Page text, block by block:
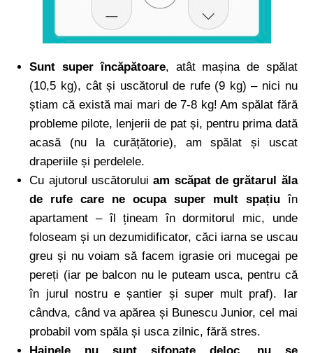
Sunt super încăpătoare, atât mașina de spălat
(10,5 kg), cât și uscătorul de rufe (9 kg) – nici nu
știam că există mai mari de 7-8 kg! Am spălat fără
probleme pilote, lenjerii de pat și, pentru prima dată
acasă (nu la curățătorie), am spălat și uscat
draperiile și perdelele.
Cu ajutorul uscătoruluiam scăpat de grătarul ăla
de rufe care ne ocupa super mult spațiuîn
apartament – îl țineam în dormitorul mic, unde
foloseam și un dezumidificator, căci iarna se uscau
greu și nu voiam să facem igrasie ori mucegai pe
pereți (iar pe balcon nu le puteam usca, pentru că
în jurul nostru e șantier și super mult praf). Iar
cândva, când va apărea și Bunescu Junior, cel mai
probabil vom spăla și usca zilnic, fără stres.